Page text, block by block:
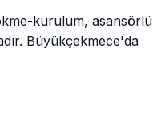
kurulum, asansörlü
Büyükçekmece'da